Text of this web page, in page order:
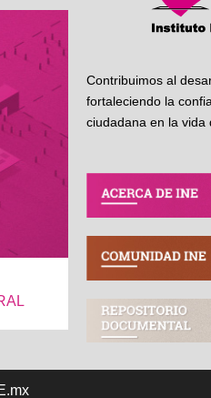
Contribuimos al
fortaleciendo la
ciudadana en la vida